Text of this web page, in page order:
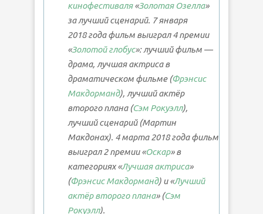
кинофестиваля«Золотая Озелла»
за лучший сценарий. 7 января
2018 года фильм выиграл 4 премии
«Золотой глобус»: лучший фильм —
драма, лучшая актриса в
драматическом фильме (Фрэнсис
Макдорманд), лучший актёр
второго плана (Сэм Рокуэлл),
лучший сценарий (Мартин
Макдонах). 4 марта 2018 года фильм
выиграл 2 премии «Оскар» в
категориях «Лучшая актриса»
(Фрэнсис Макдорманд) и «Лучший
актёр второго плана» (Сэм
Рокуэлл).